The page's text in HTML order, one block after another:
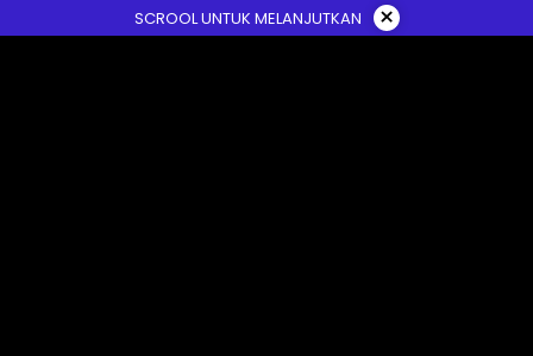
to
SCROOL UNTUK MELANJUTKAN ×